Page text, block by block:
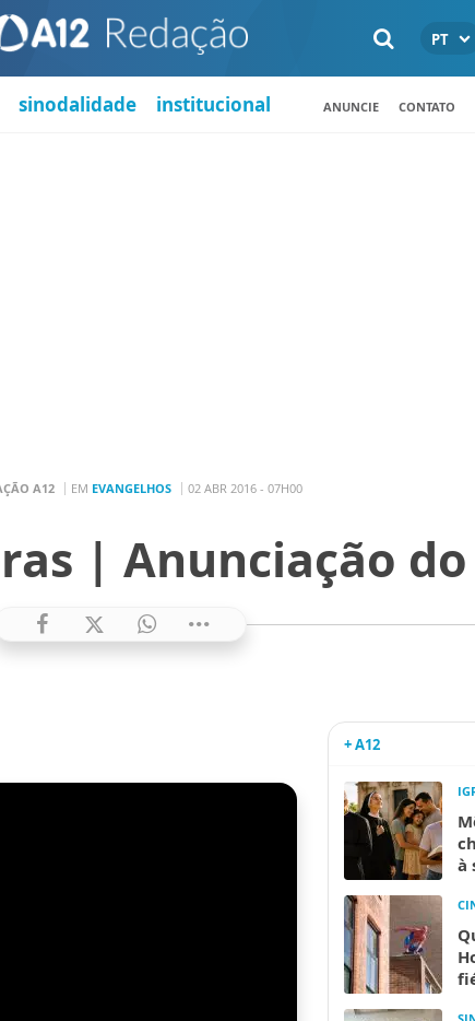
PT
sinodalidade institucional ANUNCIE CONTATO
A12 EM EVANGELHOS 02 ABR 2016 - 07H00
| Anunciação
+ A12
à